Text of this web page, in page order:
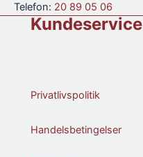
Telefon: 20 89 05 06
Kundeservice
Privatlivspolitik
Handelsbetingelser